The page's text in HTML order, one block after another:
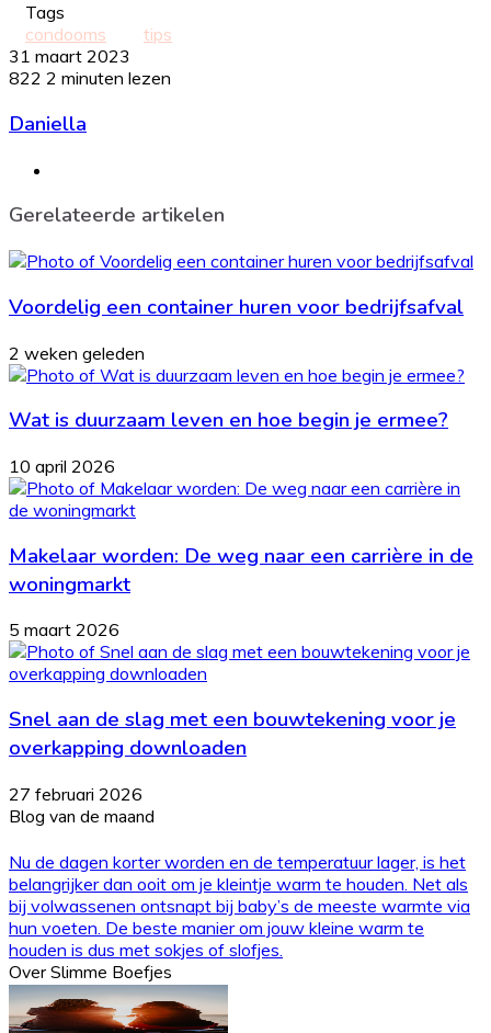
Tags
condooms
tips
31 maart 2023
822 2 minuten lezen
Daniella
Gerelateerde artikelen
Voordelig een container huren voor bedrijfsafval
2 weken geleden
Wat is duurzaam leven en hoe begin je ermee?
10 april 2026
Makelaar worden: De weg naar een carrière in de
woningmarkt
5 maart 2026
Snel aan de slag met een bouwtekening voor je
overkapping downloaden
27 februari 2026
Blog van de maand
Nu de dagen korter worden en de temperatuur lager, is het
belangrijker dan ooit om je kleintje warm te houden. Net als
bij volwassenen ontsnapt bij baby’s de meeste warmte via
hun voeten. De beste manier om jouw kleine warm te
houden is dus met sokjes of slofjes.
Over Slimme Boefjes